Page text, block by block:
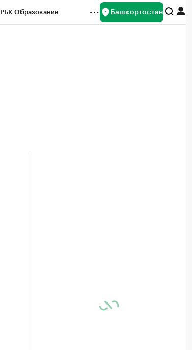
РБК Образование Башкортостан